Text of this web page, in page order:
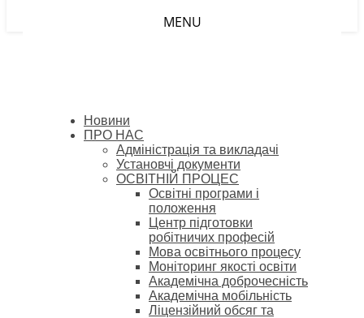
MENU
Новини
ПРО НАС
Адміністрація та викладачі
Установчі документи
ОСВІТНІЙ ПРОЦЕС
Освітні програми і
положення
Центр підготовки
робітничих професій
Мова освітнього процесу
Моніторинг якості освіти
Академічна доброчесність
Академічна мобільність
Ліцензійний обсяг та